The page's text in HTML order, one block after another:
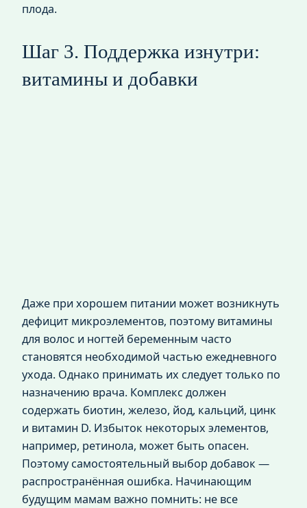
плода.
Шаг 3. Поддержка изнутри:
витамины и добавки
Даже при хорошем питании может возникнуть
дефицит микроэлементов, поэтому витамины
для волос и ногтей беременным часто
становятся необходимой частью ежедневного
ухода. Однако принимать их следует только по
назначению врача. Комплекс должен
содержать биотин, железо, йод, кальций, цинк
и витамин D. Избыток некоторых элементов,
например, ретинола, может быть опасен.
Поэтому самостоятельный выбор добавок —
распространённая ошибка. Начинающим
будущим мамам важно помнить: не все